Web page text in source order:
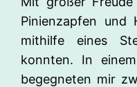
Pinienzapfen und
mithilfe eines
konnten. In
begegneten mir